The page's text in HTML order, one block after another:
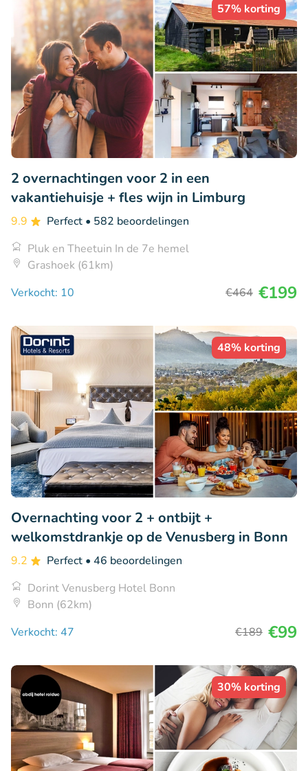
57% korting
2 overnachtingen voor 2 in een
vakantiehuisje + fles wijn in Limburg
9.9 Perfect • 582 beoordelingen
Pluk en Theetuin In de 7e hemel
Grashoek (61km)
Verkocht: 10
€464 €199
48% korting
Overnachting voor 2 + ontbijt +
welkomstdrankje op de Venusberg in Bonn
9.2 Perfect • 46 beoordelingen
Dorint Venusberg Hotel Bonn
Bonn (62km)
Verkocht: 47
€189 €99
30% korting